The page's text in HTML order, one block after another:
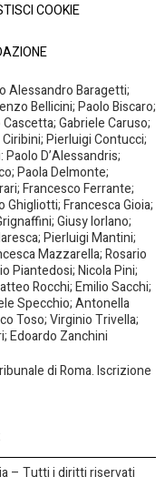
COOKIE
Alessandro Baragetti;
Bellicini; Paolo Biscaro;
Gabriele Caruso;
Pierluigi Contucci;
D’Alessandris;
Paola Delmonte;
Francesco Ferrante;
Ghigliotti; Francesca Gioia;
Giusy Iorlano;
Pierluigi Mantini;
Mazzarella; Rosario
Piantedosi; Nicola Pini;
Rocchi; Emilio Sacchi;
Specchio; Antonella
Toso; Virginio Trivella;
Edoardo Zanchini
di Roma. Iscrizione
– Tutti i diritti riservati